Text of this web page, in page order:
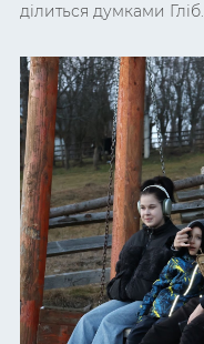
ділиться думками Гліб.